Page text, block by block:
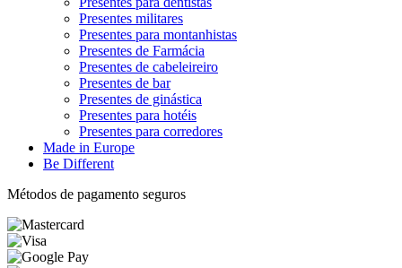
Presentes militares
Presentes para montanhistas
Presentes de Farmácia
Presentes de cabeleireiro
Presentes de bar
Presentes de ginástica
Presentes para hotéis
Presentes para corredores
Made in Europe
Be Different
Métodos de pagamento seguros